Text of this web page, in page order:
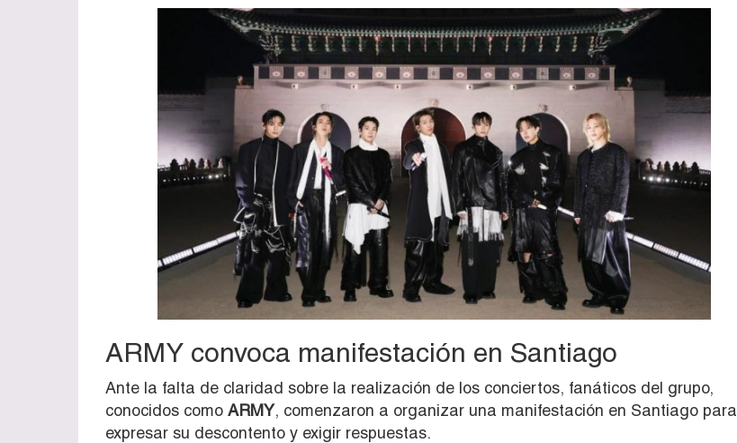
ARMY convoca manifestación en Santiago
Ante la falta de claridad sobre la realización de los conciertos, fanáticos del grupo,
conocidos como ARMY, comenzaron a organizar una manifestación en Santiago para
expresar su descontento y exigir respuestas.